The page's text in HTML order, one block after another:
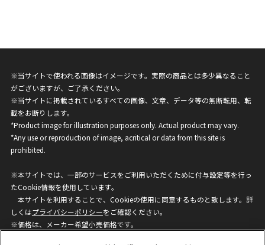
※当サイトで使われる画像はイメージです。実際の商品とは多少異なること
がございますが、ご了承ください。
※当サイトに掲載されているすべての画像、文章、データ等の無断転用、転
載をお断りします。
*Product image for illustration purposes only. Actual product may vary.
*Any use or reproduction of image, acritical or data from this site is
prohibited.
※本サイトでは、一部のサービスをご利用いただくために付与設定等を行っ
たCookie情報を使用しています。
本サイトを利用することで、Cookieの使用に同意するものと致します。詳
しくはプライバシーポリシーをご確認ください。
※価格は、メーカー希望小売価格です。